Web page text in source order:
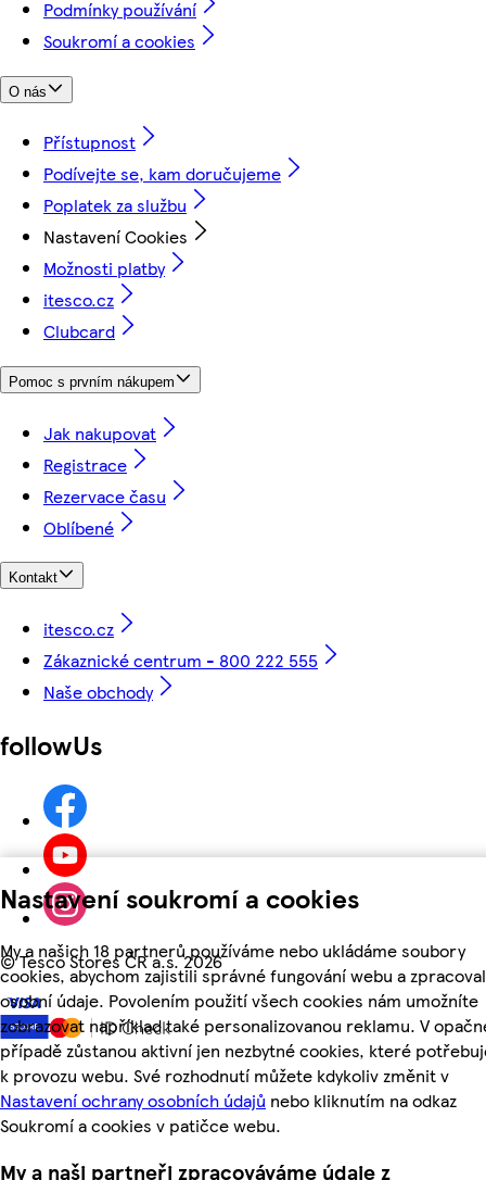
Nastavení soukromí a cookies
My a našich 18 partnerů používáme nebo ukládáme soubory
cookies, abychom zajistili správné fungování webu a
osobní údaje. Povolením použití všech cookies nám umožníte
zobrazovat například také personalizovanou reklamu. V
případě zůstanou aktivní jen nezbytné cookies, které
k provozu webu. Své rozhodnutí můžete kdykoliv změnit v
Nastavení ochrany osobních údajů nebo kliknutím na odkaz
Soukromí a cookies v patičce webu.
My a naši partneři zpracováváme údaje z
Podmínky používání
Soukromí a cookies
O nás
Přístupnost
Podívejte se, kam doručujeme
Poplatek za službu
Nastavení Cookies
Možnosti platby
itesco.cz
Clubcard
Pomoc s prvním nákupem
Jak nakupovat
Registrace
Rezervace času
Oblíbené
Kontakt
itesco.cz
Zákaznické centrum - 800 222 555
Naše obchody
followUs
©Tesco Stores ČR a.s. 2026